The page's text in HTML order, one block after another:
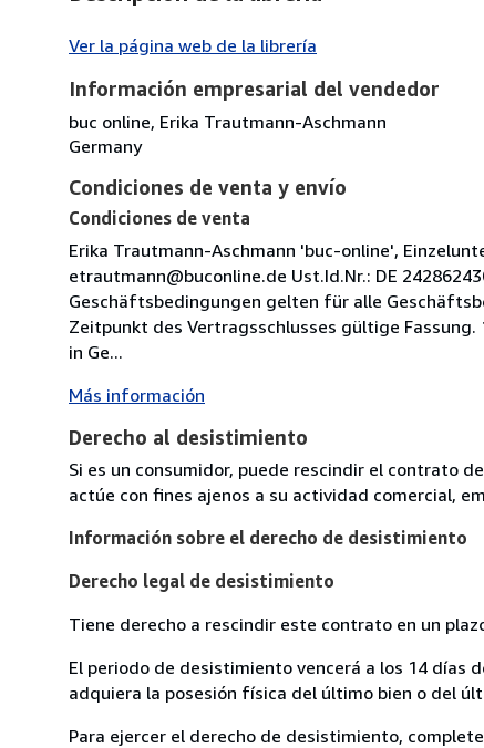
Ver la página web de la librería
Información empresarial del vendedor
buc online, Erika Trautmann-Aschmann
Germany
Condiciones de venta y envío
Condiciones de venta
Erika Trautmann-Aschmann 'buc-online',
etrautmann@buconline.de Ust.Id.Nr.: DE
Geschäftsbedingungen gelten für alle
Zeitpunkt des Vertragsschlusses gültige
in Ge...
Más información
Derecho al desistimiento
Si es un consumidor, puede rescindir el contrato
actúe con fines ajenos a su actividad comercial,
Información sobre el derecho de desistimiento
Derecho legal de desistimiento
Tiene derecho a rescindir este contrato en un
El periodo de desistimiento vencerá a los 14 días
adquiera la posesión física del último bien o del
Para ejercer el derecho de desistimiento,